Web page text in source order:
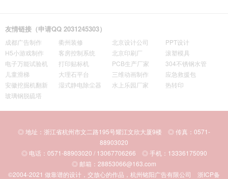
友情链接（申请QQ 2031245303）
成都广告制作 衢州装修 北京设计公司
PPT设计
H5小游戏制作
客房控制系统 北京印刷厂
滚塑模具
电子万能试验机
打印贴标机 PCB生产厂家
304不锈钢水管
儿童滑梯
大理石平台 三维动画制作
应急救援包
安徽挖掘机翻新
湿式静电除尘器 水上乐园厂家
热转印
玻璃钢脱硫塔
◎ 地址：浙江省杭州市文二路195号耀江文欣大厦9楼 ◎ 传真：0571-
88903020
◎ 电话：0571-88903020 / 13067706266 ◎ 手机：13336175090
◎ 邮箱：28853066@163.com
©2004-2021 做靠谱的设计，交放心的作品，杭州铭阳广告有限公司 浙ICP备